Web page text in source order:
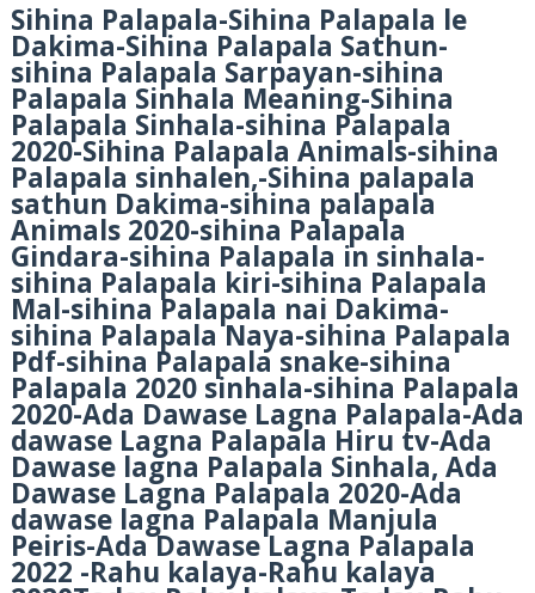
Sihina Palapala-Sihina Palapala le
Dakima-Sihina Palapala Sathun-
sihina Palapala Sarpayan-sihina
Palapala Sinhala Meaning-Sihina
Palapala Sinhala-sihina Palapala
2020-Sihina Palapala Animals-sihina
Palapala sinhalen,-Sihina palapala
sathun Dakima-sihina palapala
Animals 2020-sihina Palapala
Gindara-sihina Palapala in sinhala-
sihina Palapala kiri-sihina Palapala
Mal-sihina Palapala nai Dakima-
sihina Palapala Naya-sihina Palapala
Pdf-sihina Palapala snake-sihina
Palapala 2020 sinhala-sihina Palapala
2020-Ada Dawase Lagna Palapala-Ada
dawase Lagna Palapala Hiru tv-Ada
Dawase lagna Palapala Sinhala, Ada
Dawase Lagna Palapala 2020-Ada
dawase lagna Palapala Manjula
Peiris-Ada Dawase Lagna Palapala
2022 -Rahu kalaya-Rahu kalaya